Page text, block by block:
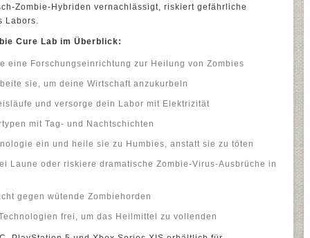
Zombie-Hybriden vernachlässigt, riskiert gefährliche
Labors.
Cure Lab im Überblick:
eine Forschungseinrichtung zur Heilung von Zombies
sie, um deine Wirtschaft anzukurbeln
und versorge dein Labor mit Elektrizität
mit Tag- und Nachtschichten
ein und heile sie zu Humbies, anstatt sie zu töten
Laune oder riskiere dramatische Zombie-Virus-Ausbrüche in
gegen wütende Zombiehorden
frei, um das Heilmittel zu vollenden